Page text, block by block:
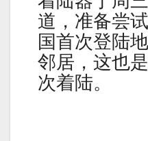
道，准备尝
国首次登陆
邻居，这也
次着陆。